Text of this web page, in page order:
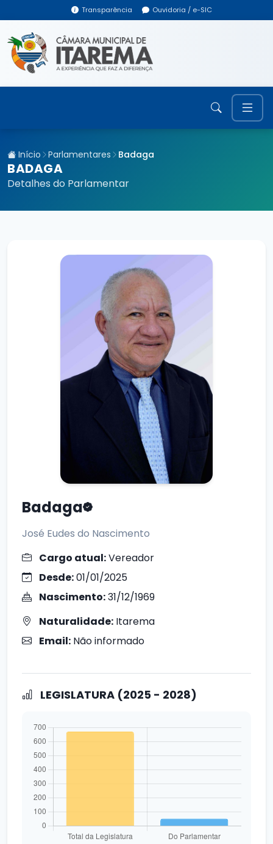
Transparência Ouvidoria / e-SIC
Início Parlamentares Badaga
BADAGA
Detalhes do Parlamentar
Badaga
José Eudes do Nascimento
Cargo atual:Vereador
Desde:01/01/2025
Nascimento:31/12/1969
Naturalidade: Itarema
Email: Não informado
LEGISLATURA (2025 - 2028)